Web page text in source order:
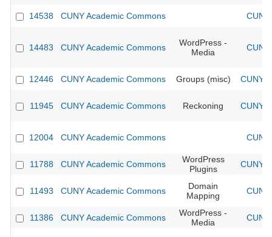
14538 CUNY Academic Commons
14483 CUNY Academic Commons
WordPress -
Media
12446 CUNY Academic Commons Groups (misc) CUNY
11945 CUNY Academic Commons Reckoning CUNY
12004 CUNY Academic Commons
11788 CUNY Academic Commons
WordPress
Plugins
CUNY
11493 CUNY Academic Commons
Domain
Mapping
11386 CUNY Academic Commons
WordPress -
Media